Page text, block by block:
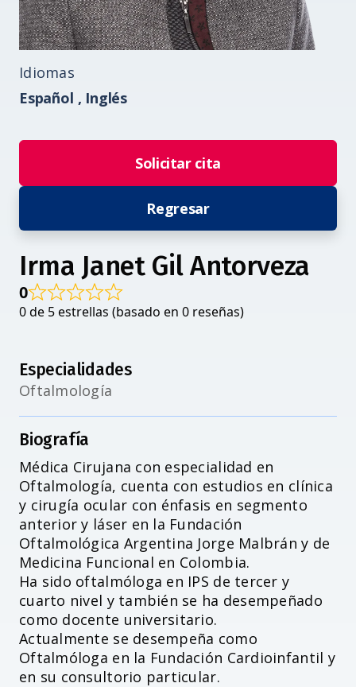
Accesibilidad
Idiomas
Español , Inglés
Solicitar cita
Regresar
Irma Janet Gil Antorveza
0
0 de 5 estrellas (basado en 0 reseñas)
Especialidades
Oftalmología
Biografía
Médica Cirujana con especialidad en
Oftalmología, cuenta con estudios en clínica
y cirugía ocular con énfasis en segmento
anterior y láser en la Fundación
Oftalmológica Argentina Jorge Malbrán y de
Medicina Funcional en Colombia.
Ha sido oftalmóloga en IPS de tercer y
cuarto nivel y también se ha desempeñado
como docente universitario.
Actualmente se desempeña como
Oftalmóloga en la Fundación Cardioinfantil y
en su consultorio particular.